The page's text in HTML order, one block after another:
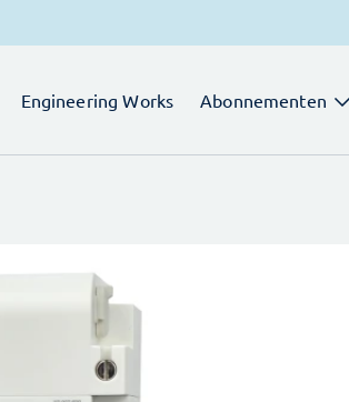
Engineering Works Abonnementen